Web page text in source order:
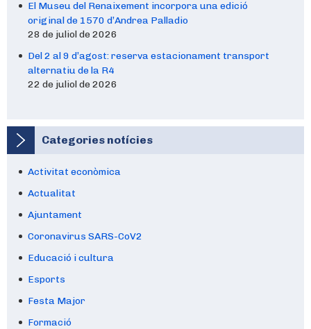
El Museu del Renaixement incorpora una edició
original de 1570 d’Andrea Palladio
28 de juliol de 2026
Del 2 al 9 d’agost: reserva estacionament transport
alternatiu de la R4
22 de juliol de 2026
Categories notícies
Activitat econòmica
Actualitat
Ajuntament
Coronavirus SARS-CoV2
Educació i cultura
Esports
Festa Major
Formació